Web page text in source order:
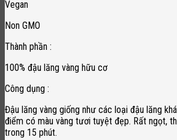
Vegan
Non GMO
Thành phần :
100% đậu lăng vàng hữu cơ
Công dụng :
Đậu lăng vàng giống như các loại đậu lăng
điểm có màu vàng tươi tuyệt đẹp. Rất ngọt,
trong 15 phút.